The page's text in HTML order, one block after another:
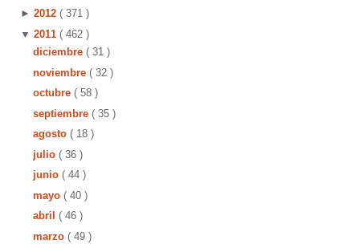
► 2012 ( 371 )
▼ 2011 ( 462 )
diciembre ( 31 )
noviembre ( 32 )
octubre ( 58 )
septiembre ( 35 )
agosto ( 18 )
julio ( 36 )
junio ( 44 )
mayo ( 40 )
abril ( 46 )
marzo ( 49 )